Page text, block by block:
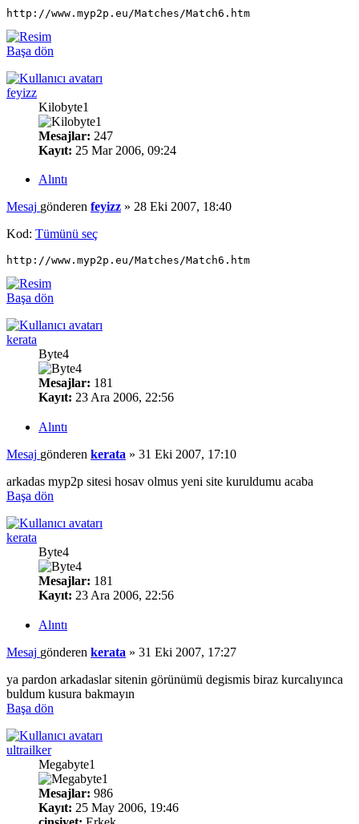
http://www.myp2p.eu/Matches/Match6.htm
Başa dön
feyizz
Kilobyte1
Mesajlar: 247
Kayıt: 25 Mar 2006, 09:24
Alıntı
Mesaj gönderen feyizz » 28 Eki 2007, 18:40
Kod: Tümünü seç
http://www.myp2p.eu/Matches/Match6.htm
Başa dön
kerata
Byte4
Mesajlar: 181
Kayıt: 23 Ara 2006, 22:56
Alıntı
Mesaj gönderen kerata » 31 Eki 2007, 17:10
arkadas myp2p sitesi hosav olmus yeni site kuruldumu acaba
Başa dön
kerata
Byte4
Mesajlar: 181
Kayıt: 23 Ara 2006, 22:56
Alıntı
Mesaj gönderen kerata » 31 Eki 2007, 17:27
ya pardon arkadaslar sitenin görünümü degismis biraz kurcalıyınca
buldum kusura bakmayın
Başa dön
ultrailker
Megabyte1
Mesajlar: 986
Kayıt: 25 May 2006, 19:46